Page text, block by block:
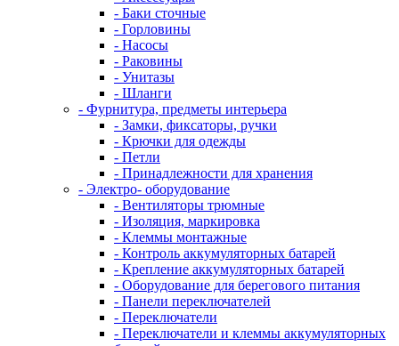
- Баки сточные
- Горловины
- Насосы
- Раковины
- Унитазы
- Шланги
- Фурнитура, предметы интерьера
- Замки, фиксаторы, ручки
- Крючки для одежды
- Петли
- Принадлежности для хранения
- Электро- оборудование
- Вентиляторы трюмные
- Изоляция, маркировка
- Клеммы монтажные
- Контроль аккумуляторных батарей
- Крепление аккумуляторных батарей
- Оборудование для берегового питания
- Панели переключателей
- Переключатели
- Переключатели и клеммы аккумуляторных